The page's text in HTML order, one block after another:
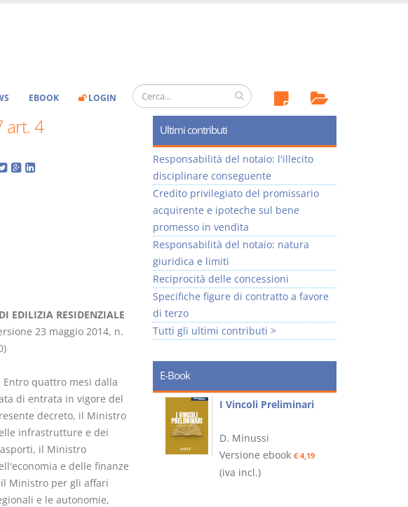
EBOOK LOGIN
art. 4
EDILIZIA RESIDENZIALE
23 maggio 2014, n.
Entro quattro mesi dalla
di entrata in vigore del
decreto, il Ministro
infrastrutture e dei
il Ministro
e delle finanze
Ministro per gli affari
e le autonomie,
Ultimi contributi
Responsabilità del notaio: l'illecito
disciplinare conseguente
Credito privilegiato del promissario
acquirente e ipoteche sul bene
promesso in vendita
Responsabilità del notaio: natura
giuridica e limiti
Reciprocità delle concessioni
Specifiche figure di contratto a favore
di terzo
Tutti gli ultimi contributi >
E-Book
Le Società di
Persone
D. Minussi
Versione ebook€ 5,99
(iva incl.)
I Vincoli Preliminari
D. Minussi
Versione ebook € 4,19
(iva incl.)